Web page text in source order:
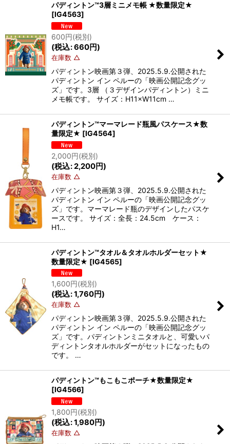
パディントン™3層ミニメモ帳 ★数量限定★
[IG4563]
600円(税別)
(税込:660円)
在庫数 △
パディントン映画第３弾、2025.5.9.公開された
パディントン イン ペルーの「映画公開記念グッ
ズ」です。3層 （３デザインパディントン）ミニ
メモ帳です。 サイズ：H11×W11cm …
パディントン™マーマレード瓶風パスケース★数
量限定★ [IG4564]
2,000円(税別)
(税込:2,200円)
在庫数 △
パディントン映画第３弾、2025.5.9.公開された
パディントン イン ペルーの「映画公開記念グッ
ズ」です。マーマレード瓶のデザインしたパスケ
ースです。 サイズ：全長：24.5cm ケース：
H1…
パディントン™タオル＆タオルホルダーセット★
数量限定★ [IG4565]
1,600円(税別)
(税込:1,760円)
在庫数 △
パディントン映画第３弾、2025.5.9.公開された
パディントン イン ペルーの「映画公開記念グッ
ズ」です。パディントンミニタオルと、可愛いパ
ディントンタオルホルダーがセットになったもの
です。 …
パディントン™もこもこポーチ★数量限定★
[IG4566]
1,800円(税別)
(税込:1,980円)
在庫数 △